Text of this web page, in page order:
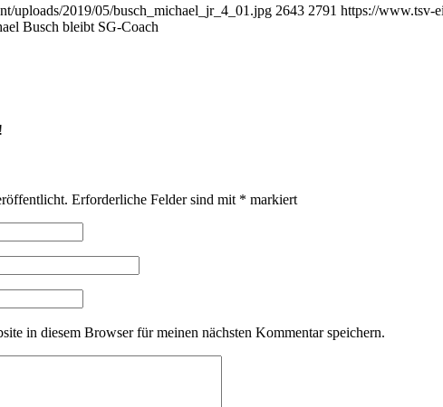
uploads/2019/05/busch_michael_jr_4_01.jpg 2643 2791 https://www.tsv-
Busch bleibt SG-Coach
Erforderliche Felder sind mit * markiert
in diesem Browser für meinen nächsten Kommentar speichern.